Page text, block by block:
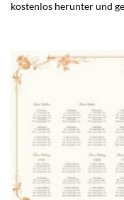
kostenlos herunter und